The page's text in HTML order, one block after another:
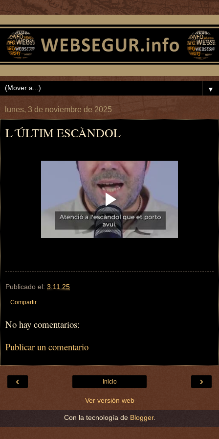
▼
lunes, 3 de noviembre de 2025
L´ÚLTIM ESCÀNDOL
Publicado el: 3.11.25
Compartir
No hay comentarios:
Publicar un comentario
‹ ›
Inicio
Ver versión web
Con la tecnología de Blogger.